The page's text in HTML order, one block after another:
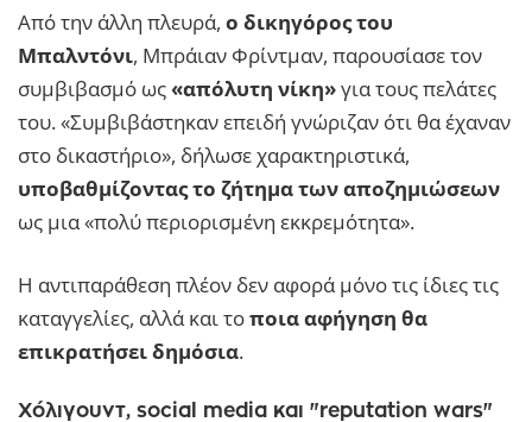
Από την άλλη πλευρά, ο δικηγόρος του
Μπαλντόνι, Μπράιαν Φρίντμαν, παρουσίασε τον
συμβιβασμό ως «απόλυτη νίκη»για τους πελάτες
του. «Συμβιβάστηκαν επειδή γνώριζαν ότι θα έχαναν
στο δικαστήριο», δήλωσε χαρακτηριστικά,
υποβαθμίζοντας το ζήτημα των αποζημιώσεων
ως μια «πολύ περιορισμένη εκκρεμότητα».
Η αντιπαράθεση πλέον δεν αφορά μόνο τις ίδιες τις
καταγγελίες, αλλά και τοποια αφήγηση θα
επικρατήσει δημόσια.
Χόλιγουντ, social media και "reputation wars"